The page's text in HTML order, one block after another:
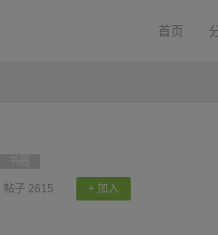
首页
帖子 2615 + 加入